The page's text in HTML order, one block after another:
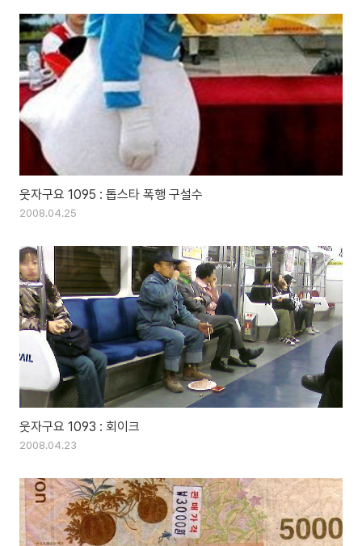
웃자구요 1095 : 톱스타 폭행 구설수
2008.04.25
웃자구요 1093 : 회이크
2008.04.23